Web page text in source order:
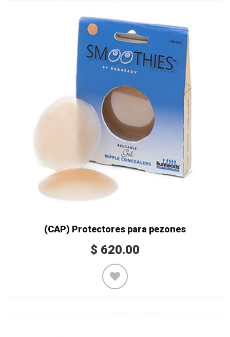
(CAP) Protectores para pezones
$ 620.00